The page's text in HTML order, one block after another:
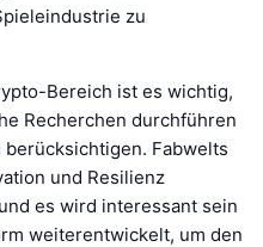
zu
Bereich ist es wichtig,
Recherchen durchführen
Fabwelts
und Resilienz
es wird interessant sein
weiterentwickelt, um den